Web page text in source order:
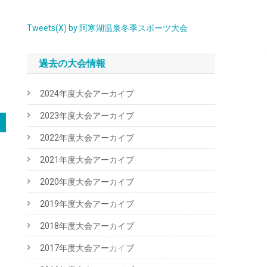
Tweets(X) by 阿寒湖温泉冬季スポーツ大会
過去の大会情報
2024年度大会アーカイブ
2023年度大会アーカイブ
2022年度大会アーカイブ
2021年度大会アーカイブ
2020年度大会アーカイブ
2019年度大会アーカイブ
2018年度大会アーカイブ
2017年度大会アーカイブ